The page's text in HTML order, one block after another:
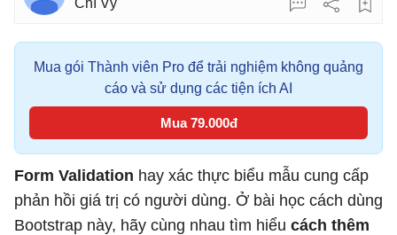
Chí Vỹ
Mua gói Thành viên Pro để trải nghiệm không quảng
cáo và sử dụng các tiện ích AI
Mua 79.000đ
Form Validation hay xác thực biểu mẫu cung cấp
phản hồi giá trị có người dùng. Ở bài học cách dùng
Bootstrap này, hãy cùng nhau tìm hiểu cách thêm